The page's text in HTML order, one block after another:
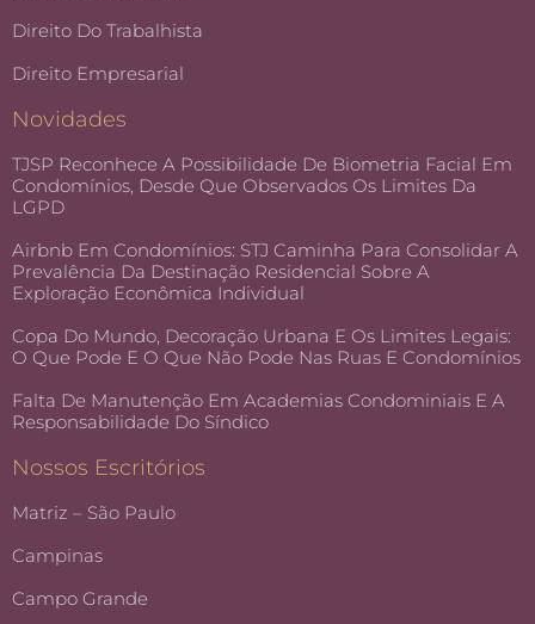
Direito Do Trabalhista
Direito Empresarial
Novidades
TJSP Reconhece A Possibilidade De Biometria Facial Em
Condomínios, Desde Que Observados Os Limites Da
LGPD
Airbnb Em Condomínios: STJ Caminha Para Consolidar A
Prevalência Da Destinação Residencial Sobre A
Exploração Econômica Individual
Copa Do Mundo, Decoração Urbana E Os Limites Legais:
O Que Pode E O Que Não Pode Nas Ruas E Condomínios
Falta De Manutenção Em Academias Condominiais E A
Responsabilidade Do Síndico
Nossos Escritórios
Matriz – São Paulo
Campinas
Campo Grande